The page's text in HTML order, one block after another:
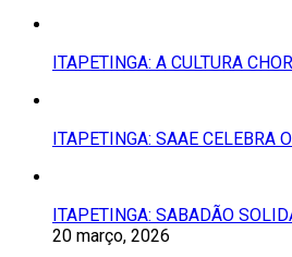
ITAPETINGA: A CULTURA
ITAPETINGA: SAAE CELEBRA
ITAPETINGA: SABADÃO
20 março, 2026